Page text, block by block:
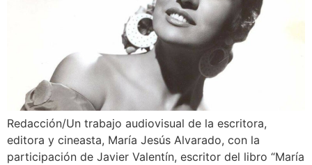
Redacción/Un trabajo audiovisual de la escritora,
editora y cineasta, María Jesús Alvarado, con la
participación de Javier Valentín, escritor del libro “María